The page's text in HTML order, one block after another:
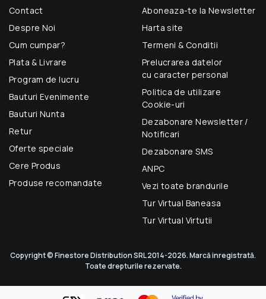
Contact
Despre Noi
Cum cumpar?
Plata & Livrare
Program de lucru
Bauturi Evenimente
Bauturi Nunta
Retur
Oferte speciale
Cere Produs
Produse recomandate
Aboneaza-te la Newsletter
Harta site
Termeni & Conditii
Prelucrarea datelor
cu caracter personal
Politica de utilizare
Cookie-uri
Dezabonare Newsletter /
Notificari
Dezabonare SMS
ANPC
Vezi toate brandurile
Tur Virtual Baneasa
Tur Virtual Virtutii
Copyright © Finestore Distribution SRL 2014-2026. Marcă inregistrată.
Toate drepturile rezervate.